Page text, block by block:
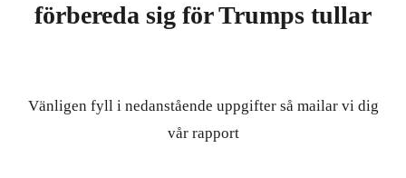
förbereda sig för Trumps tullar
Vänligen fyll i nedanstående uppgifter så mailar vi dig
vår rapport